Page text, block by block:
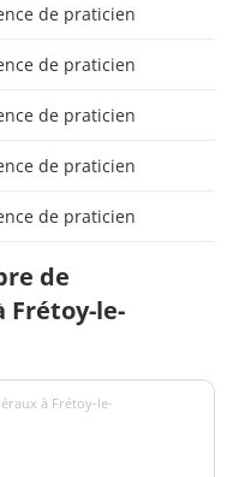
de praticien
de praticien
de praticien
de praticien
de praticien
de
Frétoy-le-
à Frétoy-le-